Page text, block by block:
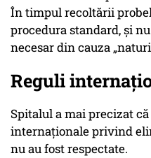
În timpul recoltării
procedura standard, și
necesar din cauza
Reguli
Spitalul a mai precizat
internaționale privind
nu au fost respectate.